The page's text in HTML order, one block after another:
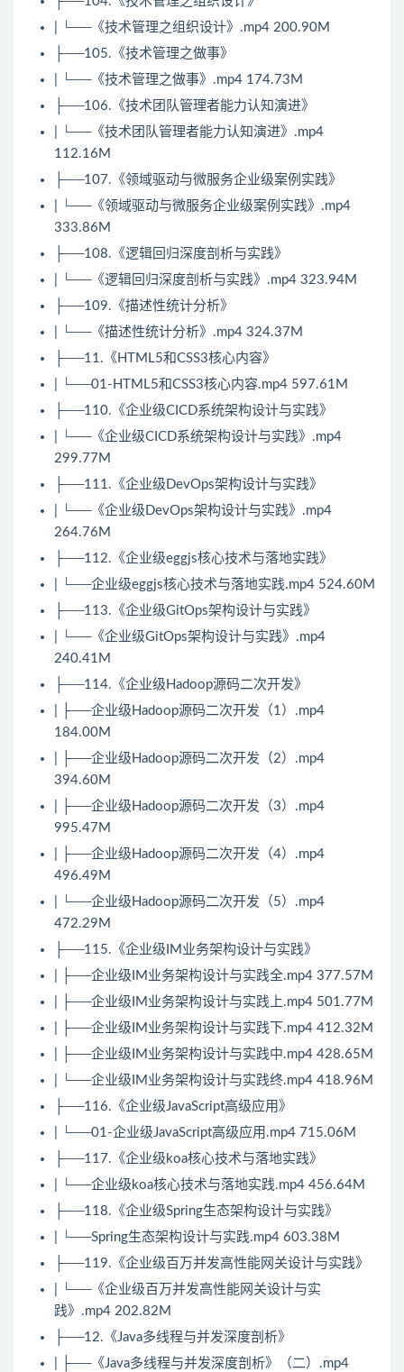
| └──《技术管理之组织设计》.mp4 200.90M
├──105.《技术管理之做事》
| └──《技术管理之做事》.mp4 174.73M
├──106.《技术团队管理者能力认知演进》
| └──《技术团队管理者能力认知演进》.mp4
112.16M
├──107.《领域驱动与微服务企业级案例实践》
| └──《领域驱动与微服务企业级案例实践》.mp4
333.86M
├──108.《逻辑回归深度剖析与实践》
| └──《逻辑回归深度剖析与实践》.mp4 323.94M
├──109.《描述性统计分析》
| └──《描述性统计分析》.mp4 324.37M
├──11.《HTML5和CSS3核心内容》
| └──01-HTML5和CSS3核心内容.mp4 597.61M
├──110.《企业级CICD系统架构设计与实践》
| └──《企业级CICD系统架构设计与实践》.mp4
299.77M
├──111.《企业级DevOps架构设计与实践》
| └──《企业级DevOps架构设计与实践》.mp4
264.76M
├──112.《企业级eggjs核心技术与落地实践》
| └──企业级eggjs核心技术与落地实践.mp4 524.60M
├──113.《企业级GitOps架构设计与实践》
| └──《企业级GitOps架构设计与实践》.mp4
240.41M
├──114.《企业级 Hadoop源码二次开发》
| ├──企业级 Hadoop源码二次开发（1）.mp4
184.00M
| ├──企业级Hadoop源码二次开发（2）.mp4
394.60M
| ├──企业级Hadoop源码二次开发（3）.mp4
995.47M
| ├──企业级Hadoop源码二次开发（4）.mp4
496.49M
| └──企业级Hadoop源码二次开发（5）.mp4
472.29M
├──115.《企业级IM业务架构设计与实践》
| ├──企业级IM业务架构设计与实践全.mp4 377.57M
| ├──企业级IM业务架构设计与实践上.mp4 501.77M
| ├──企业级IM业务架构设计与实践下.mp4 412.32M
| ├──企业级IM业务架构设计与实践中.mp4 428.65M
| └──企业级IM业务架构设计与实践终.mp4 418.96M
├──116.《企业级JavaScript高级应用》
| └──01-企业级JavaScript高级应用.mp4 715.06M
├──117.《企业级koa核心技术与落地实践》
| └──企业级koa核心技术与落地实践.mp4 456.64M
├──118.《企业级Spring生态架构设计与实践》
| └──Spring生态架构设计与实践.mp4 603.38M
├──119.《企业级百万并发高性能网关设计与实践》
| └──《企业级百万并发高性能网关设计与实
践》.mp4 202.82M
├──12.《Java多线程与并发深度剖析》
| ├──《Java多线程与并发深度剖析》（二）.mp4